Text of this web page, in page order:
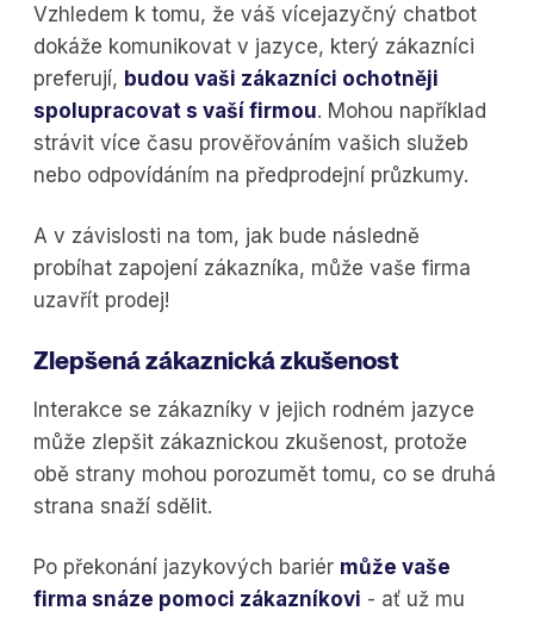
Vzhledem k tomu, že váš vícejazyčný chatbot
dokáže komunikovat v jazyce, který zákazníci
preferují, budou vaši zákazníci ochotněji
spolupracovat s vaší firmou. Mohou například
strávit více času prověřováním vašich služeb
nebo odpovídáním na předprodejní průzkumy.
A v závislosti na tom, jak bude následně
probíhat zapojení zákazníka, může vaše firma
uzavřít prodej!
Zlepšená zákaznická zkušenost
Interakce se zákazníky v jejich rodném jazyce
může zlepšit zákaznickou zkušenost, protože
obě strany mohou porozumět tomu, co se druhá
strana snaží sdělit.
Po překonání jazykových bariér může vaše
firma snáze pomoci zákazníkovi - ať už mu